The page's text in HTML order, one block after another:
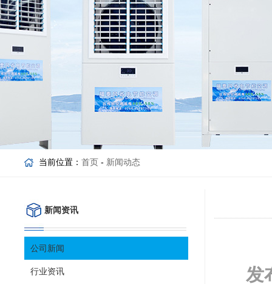
当前位置： 首页 - 新闻动态
发
新闻资讯
公司新闻
行业资讯